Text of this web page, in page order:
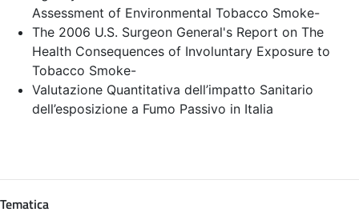
Assessment of Environmental Tobacco Smoke-
The 2006 U.S. Surgeon General's Report on The
Health Consequences of Involuntary Exposure to
Tobacco Smoke-
Valutazione Quantitativa dell’impatto Sanitario
dell’esposizione a Fumo Passivo in Italia
Tematica